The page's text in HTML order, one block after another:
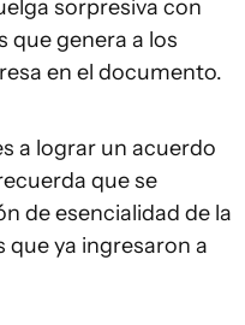
sorpresiva con
que genera a los
en el documento.
a lograr un acuerdo
que se
de esencialidad de la
que ya ingresaron a